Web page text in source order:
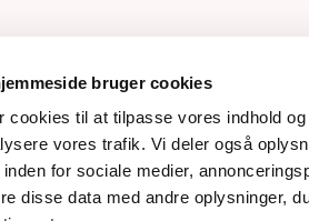
bruger cookies
cookies til at tilpasse vores indhold
vores trafik. Vi deler også
inden for sociale medier,
disse data med andre oplysninger,